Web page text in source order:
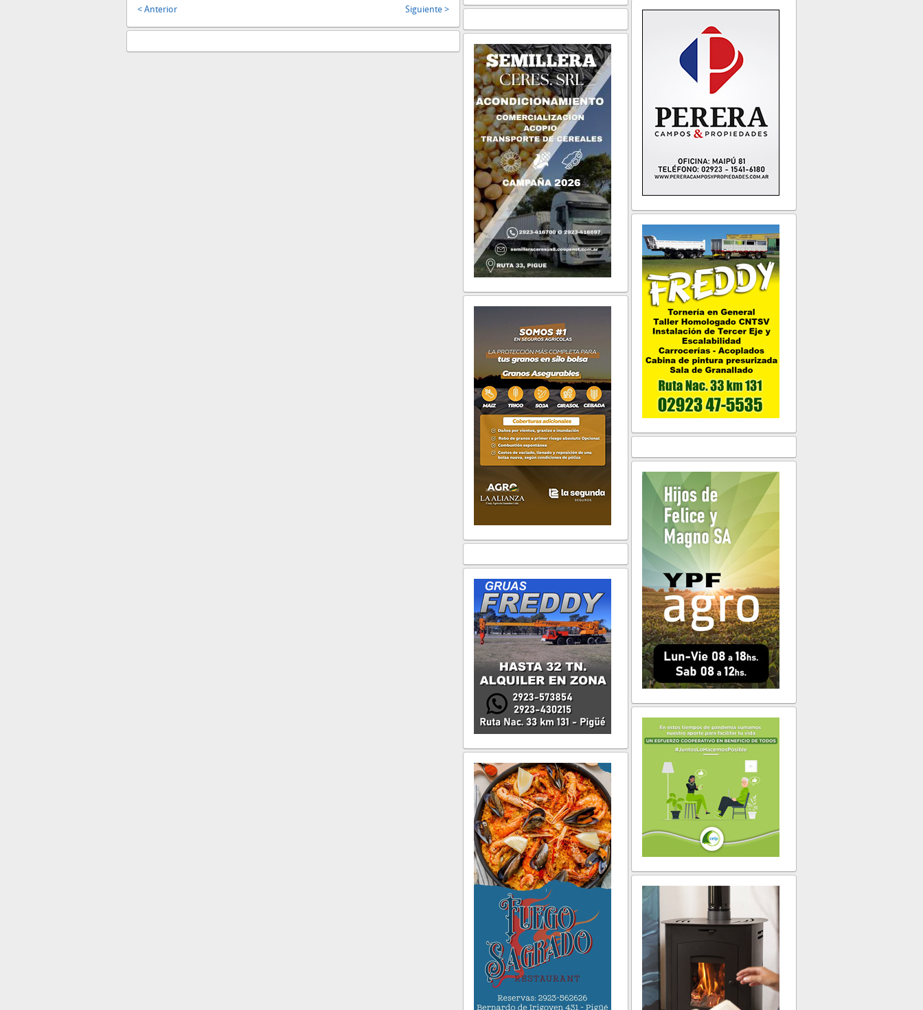
< Anterior Siguiente >